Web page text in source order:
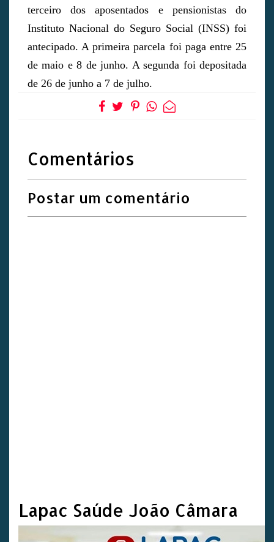
terceiro dos aposentados e pensionistas do
Instituto Nacional do Seguro Social (INSS) foi
antecipado. A primeira parcela foi paga entre 25
de maio e 8 de junho. A segunda foi depositada
de 26 de junho a 7 de julho.
Comentários
Postar um comentário
Lapac Saúde João Câmara